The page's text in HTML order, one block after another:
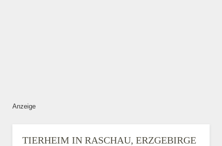
Anzeige
TIERHEIM IN RASCHAU, ERZGEBIRGE